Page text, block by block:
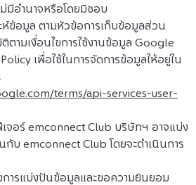
มีอำนาจหรือโดยมิชอบ
ห์ข้อมูล ตามหัวข้อการเก็บข้อมูลส่วน
ตามเงื่อนไขการใช้งานข้อมูล Google
เพื่อใช้ในการจัดการข้อมูลให้อยู่ใน
terms/api-services-user-
จอร์ emconnect Club บริษัทฯ อาจแบ่ง
บ emconnect Club โดยจะดำเนินการ
ารแบ่งปันข้อมูลและขอความยินยอม